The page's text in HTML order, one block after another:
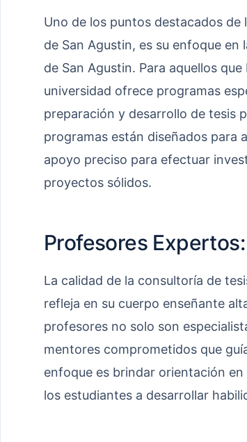
Uno de los puntos destacados de
de San Agustin, es su enfoque en
de San Agustin. Para aquellos
universidad ofrece programas
preparación y desarrollo de tesis
programas están diseñados para
apoyo preciso para efectuar
proyectos sólidos.
Profesores
La calidad de la consultoría de
refleja en su cuerpo enseñante
profesores no solo son
mentores comprometidos que
enfoque es brindar orientación
los estudiantes a desarrollar